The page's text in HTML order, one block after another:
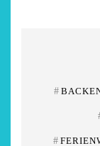
#
#